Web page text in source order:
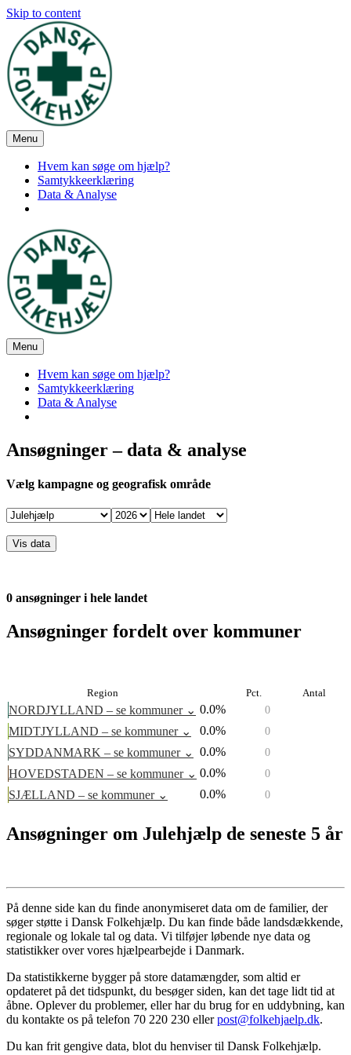
Skip to content
Menu
Hvem kan søge om hjælp?
Samtykkeerklæring
Data & Analyse
Menu
Hvem kan søge om hjælp?
Samtykkeerklæring
Data & Analyse
Ansøgninger – data & analyse
Vælg kampagne og geografisk område
0 ansøgninger i hele landet
Ansøgninger fordelt over kommuner
Region Pct. Antal
NORDJYLLAND – se kommuner ⌄ 0.0% 0
MIDTJYLLAND – se kommuner ⌄ 0.0% 0
SYDDANMARK – se kommuner ⌄ 0.0% 0
HOVEDSTADEN – se kommuner ⌄ 0.0% 0
SJÆLLAND – se kommuner ⌄ 0.0% 0
Ansøgninger om Julehjælp de seneste 5 år
På denne side kan du finde anonymiseret data om de familier, der
søger støtte i Dansk Folkehjælp. Du kan finde både landsdækkende,
regionale og lokale tal og data. Vi tilføjer løbende nye data og
statistikker over vores hjælpearbejde i Danmark.
Da statistikkerne bygger på store datamængder, som altid er
opdateret på det tidspunkt, du besøger siden, kan det tage lidt tid at
åbne. Oplever du problemer, eller har du brug for en uddybning, kan
du kontakte os på telefon 70 220 230 ellerpost@folkehjaelp.dk.
Du kan frit gengive data, blot du henviser til Dansk Folkehjælp.